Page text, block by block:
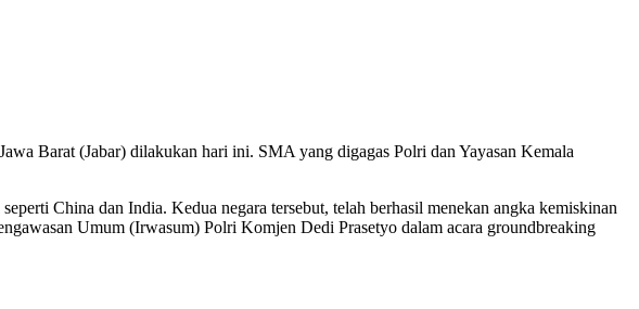
Barat (Jabar) dilakukan hari ini. SMA yang digagas Polri dan Yayasan Kemala
China dan India. Kedua negara tersebut, telah berhasil menekan angka kemiskinan
Umum (Irwasum) Polri Komjen Dedi Prasetyo dalam acara groundbreaking